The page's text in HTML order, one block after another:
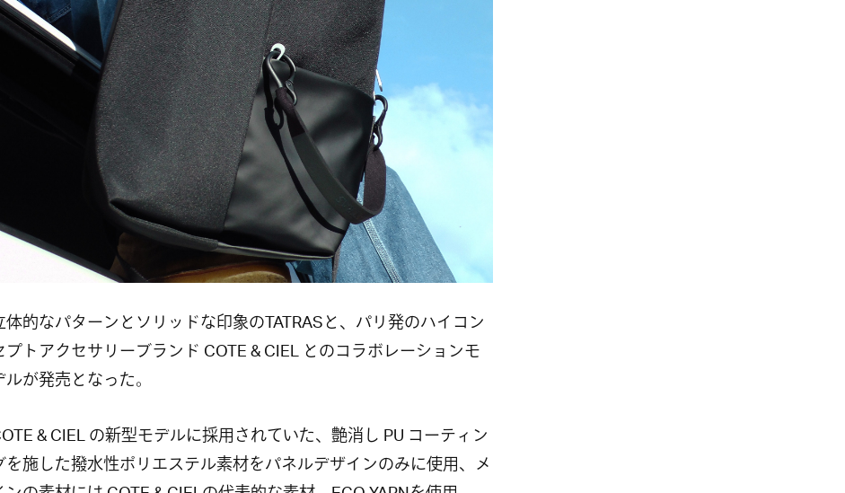
的なパターンとソリッドな印象のTATRASと、パリ発のハイコン
プトアクセサリーブランド COTE & CIEL とのコラボレーションモ
が発売となった。
& CIEL の新型モデルに採用されていた、艶消し PU コーティン
を施した撥水性ポリエステル素材をパネルデザインのみに使用、メ